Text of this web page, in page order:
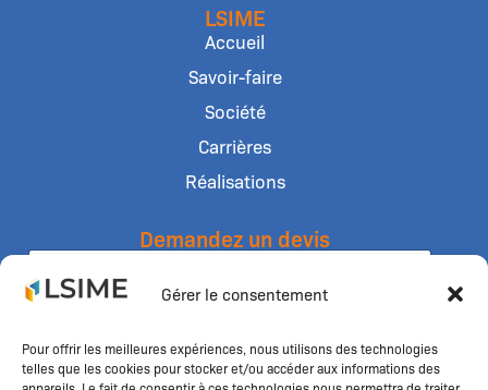
Gérer le consentement
Pour offrir les meilleures expériences, nous utilisons des technologies
telles que les cookies pour stocker et/ou accéder aux informations des
LSIME
Accueil
Savoir-faire
Société
Carrières
Réalisations
Demandez un devis
N
o
m
E
t
rT
é